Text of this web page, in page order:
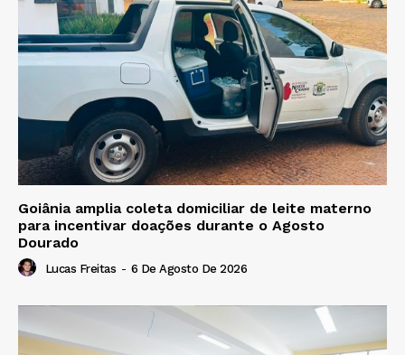
Goiânia amplia coleta domiciliar de leite materno
para incentivar doações durante o Agosto
Dourado
Lucas Freitas - 6 De Agosto De 2026